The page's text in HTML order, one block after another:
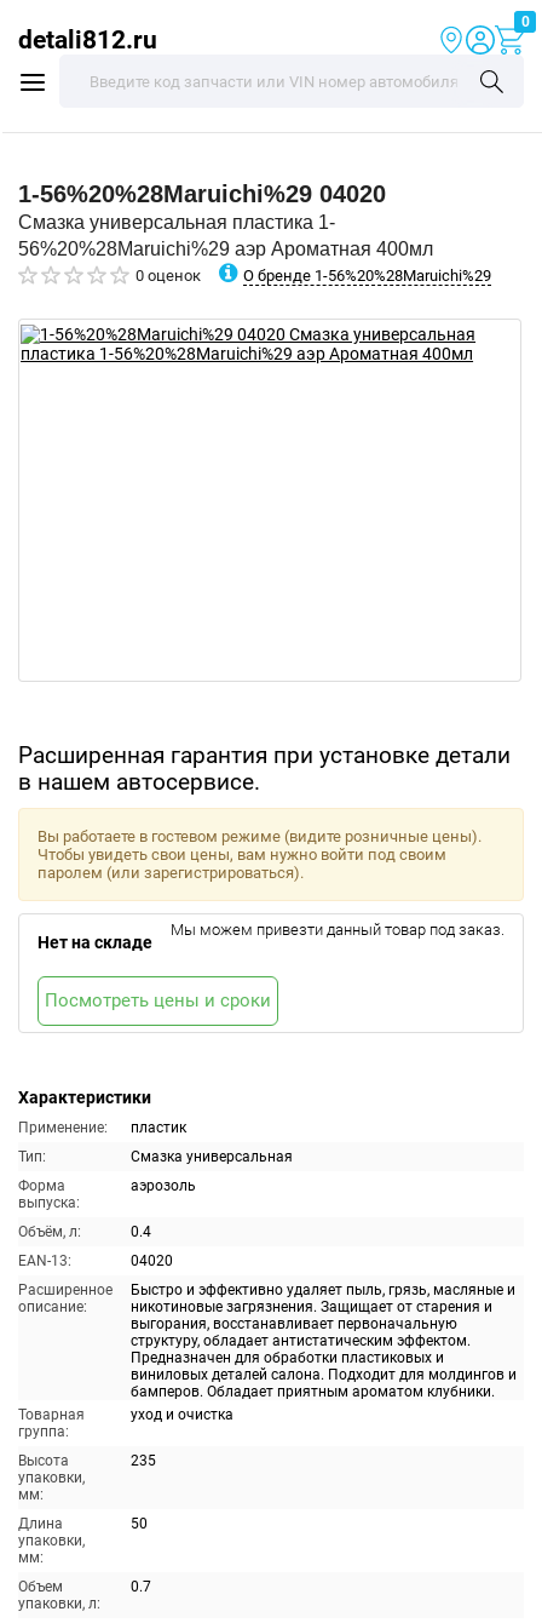
detali812.ru
0
1-56%20%28Maruichi%29 04020
Смазка универсальная пластика 1-
56%20%28Maruichi%29 аэр Ароматная 400мл
0 оценок О бренде 1-56%20%28Maruichi%29
Расширенная гарантия при установке детали
в нашем автосервисе.
Характеристики
Применение:
пластик
Тип:
Смазка универсальная
Форма
выпуска:
аэрозоль
Объём, л:
0.4
EAN-13:
04020
Расширенное
описание:
Быстро и эффективно удаляет пыль, грязь, масляные и
никотиновые загрязнения. Защищает от старения и
выгорания, восстанавливает первоначальную
структуру, обладает антистатическим эффектом.
Предназначен для обработки пластиковых и
виниловых деталей салона. Подходит для молдингов и
бамперов. Обладает приятным ароматом клубники.
Товарная
группа:
уход и очистка
Высота
упаковки,
мм:
235
Длина
упаковки,
мм:
50
Объем
упаковки, л:
0.7
Вы работаете в гостевом режиме (видите розничные цены).
Чтобы увидеть свои цены, вам нужно войти под своим
паролем (или зарегистрироваться).
Нет на складе
Мы можем привезти данный товар под заказ.
Посмотреть цены и сроки